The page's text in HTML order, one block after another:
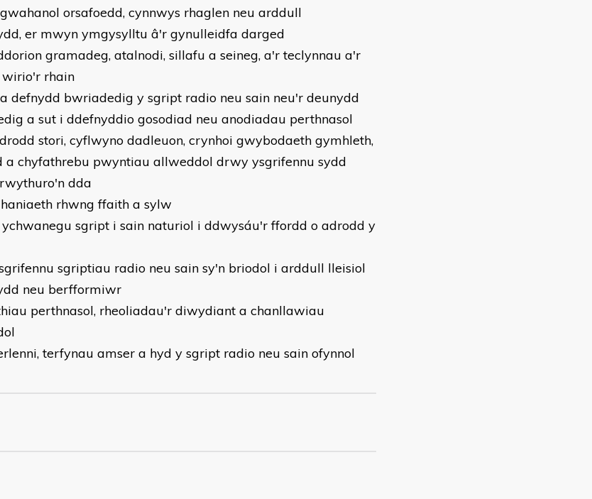
orsafoedd, cynnwys rhaglen neu arddull
er mwyn ymgysylltu â'r gynulleidfa darged
gramadeg, atalnodi, sillafu a seineg, a'r teclynnau a'r
rhain
defnydd bwriadedig y sgript radio neu sain neu'r deunydd
a sut i ddefnyddio gosodiad neu anodiadau perthnasol
stori, cyflwyno dadleuon, crynhoi gwybodaeth gymhleth,
a chyfathrebu pwyntiau allweddol drwy ysgrifennu sydd
dda
rhwng ffaith a sylw
sgript i sain naturiol i ddwysáu'r ffordd o adrodd y
sgriptiau radio neu sain sy'n briodol i arddull lleisiol
neu berfformiwr
perthnasol, rheoliadau'r diwydiant a chanllawiau
terfynau amser a hyd y sgript radio neu sain ofynnol